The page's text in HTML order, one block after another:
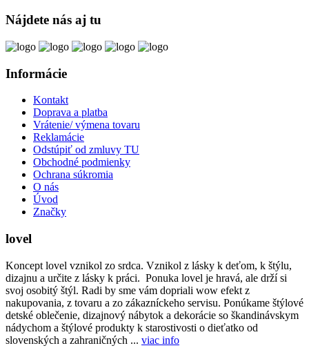
Nájdete nás aj tu
Informácie
Kontakt
Doprava a platba
Vrátenie/ výmena tovaru
Reklamácie
Odstúpiť od zmluvy TU
Obchodné podmienky
Ochrana súkromia
O nás
Úvod
Značky
lovel
Koncept lovel vznikol zo srdca. Vznikol z lásky k deťom, k štýlu,
dizajnu a určite z lásky k práci. Ponuka lovel je hravá, ale drží si
svoj osobitý štýl. Radi by sme vám dopriali wow efekt z
nakupovania, z tovaru a zo zákazníckeho servisu. Ponúkame štýlové
detské oblečenie, dizajnový nábytok a dekorácie so škandinávskym
nádychom a štýlové produkty k starostivosti o dieťatko od
slovenských a zahraničných ... viac info